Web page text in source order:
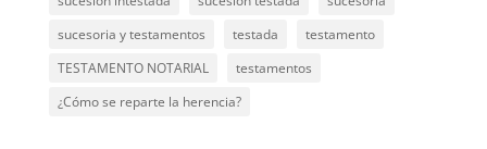
sucesoria y testamentos
testada
testamento
TESTAMENTO NOTARIAL
testamentos
¿Cómo se reparte la herencia?